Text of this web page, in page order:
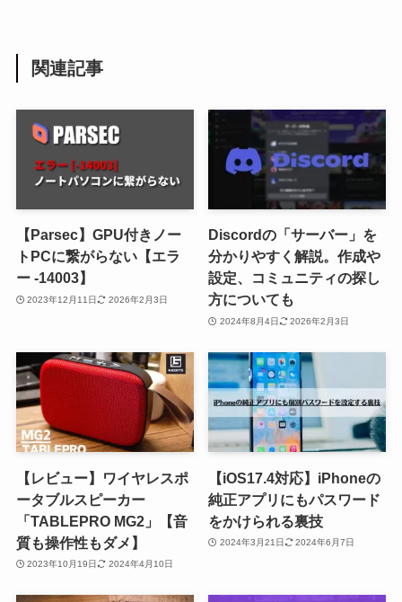
関連記事
【Parsec】GPU付きノー
トPCに繋がらない【エラ
ー -14003】
2023年12月11日 2026年2月3日
Discordの「サーバー」を
分かりやすく解説。作成や
設定、コミュニティの探し
方についても
2024年8月4日 2026年2月3日
【レビュー】ワイヤレスポ
ータブルスピーカー
「TABLEPRO MG2」【音
質も操作性もダメ】
2023年10月19日 2024年4月10日
【iOS17.4対応】iPhoneの
純正アプリにもパスワード
をかけられる裏技
2024年3月21日 2024年6月7日